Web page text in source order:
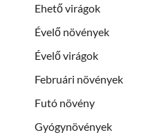
Ehető virágok
Évelő növények
Évelő virágok
Februári növények
Futó növény
Gyógynövények